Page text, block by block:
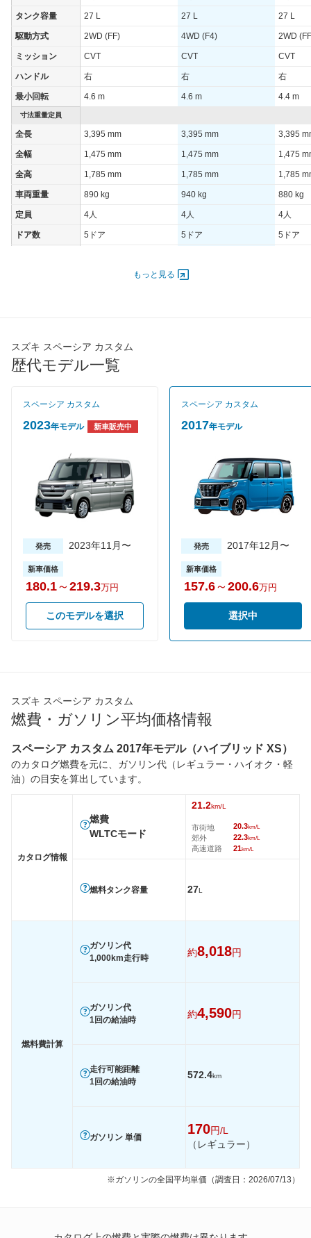
WLTCモード(高
21km/L 20.1km/L 21km/L
装備オプション
タンク容量 27 L 27 L 27 L
駆動方式 2WD (FF) 4WD (F4) 2WD
ミッション CVT CVT CVT
ハンドル 右 右 右
最小回転 4.6 m 4.6 m 4.4 m
寸法重量定員
全長 3,395 mm 3,395 mm 3,395
全幅 1,475 mm 1,475 mm 1,475
全高 1,785 mm 1,785 mm 1,785
車両重量 890 kg 940 kg 880 kg
定員 4人 4人 4人
ドア数 5ドア 5ドア 5ドア
過給機 -
タイヤ
165/55R15 75V 155/
(後)
165/55R15 75V 165/55R15 75V
WLTCモード - -
WLTCモード(市
-
WLTCモード(郊
WLTCモード(高
速道路)
JC08モード 28.2km/L 26.4km/L
1015モード - -
もっと見る
スズキ スペーシア カスタム
歴代モデル一覧
スペーシア カスタム
2023年モデル 新車販売中
発売 2023年11月〜
新車価格
180.1～ 219.3万円
このモデルを選択
スペーシア カスタム
2017年モデル
発売 2017年12月〜
新車価格
157.6～ 200.6万円
選択中
スズキ スペーシア カスタム
燃費・ガソリン平均価格情報
スペーシア カスタム 2017年モデル（ハイブリッド XS）
のカタログ燃費を元に、ガソリン代（レギュラー・ハイオク・軽
油）の目安を算出しています。
カタログ情報
燃費
WLTCモード
21.2km/L
市街地
郊外
高速道路
20.3km/L
22.3km/L
21km/L
燃料タンク容量 27L
燃料費計算
ガソリン代
1,000km走行時
約8,018円
ガソリン代
1回の給油時
約4,590円
走行可能距離
1回の給油時
572.4km
ガソリン 単価
170円/L
（レギュラー）
※ガソリンの全国平均単価（調査日：2026/07/13）